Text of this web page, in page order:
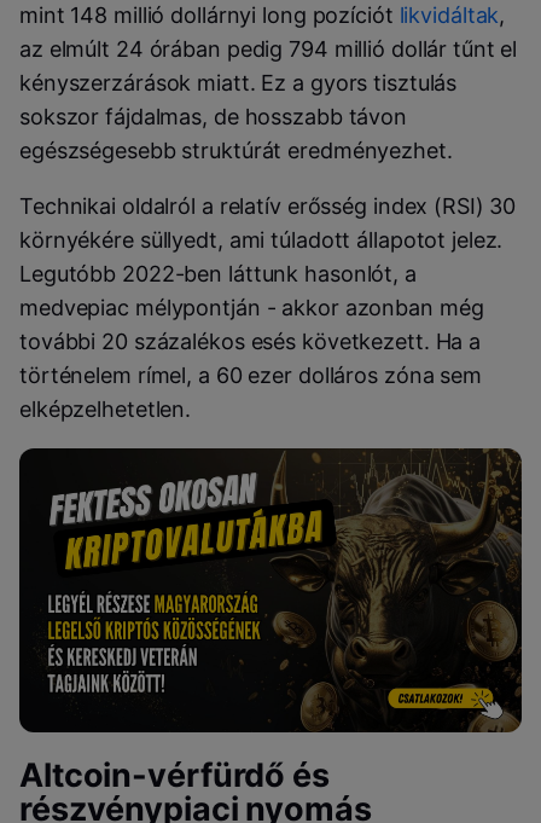
mint 148 millió dollárnyi long pozíciót likvidáltak,
az elmúlt 24 órában pedig 794 millió dollár tűnt el
kényszerzárások miatt. Ez a gyors tisztulás
sokszor fájdalmas, de hosszabb távon
egészségesebb struktúrát eredményezhet.
Technikai oldalról a relatív erősség index (RSI) 30
környékére süllyedt, ami túladott állapotot jelez.
Legutóbb 2022-ben láttunk hasonlót, a
medvepiac mélypontján - akkor azonban még
további 20 százalékos esés következett. Ha a
történelem rímel, a 60 ezer dolláros zóna sem
elképzelhetetlen.
Altcoin-vérfürdő és
részvénypiaci nyomás